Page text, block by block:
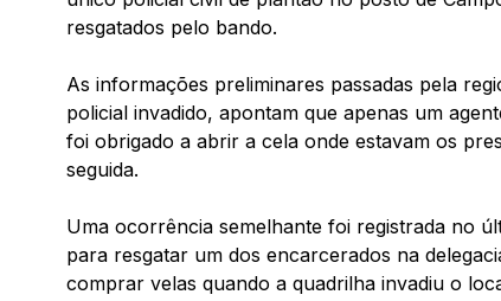
resgatados pelo bando.
As informações preliminares passadas pela
policial invadido, apontam que apenas um
foi obrigado a abrir a cela onde estavam os
seguida.
Uma ocorrência semelhante foi registrada no
para resgatar um dos encarcerados na
comprar velas quando a quadrilha invadiu o